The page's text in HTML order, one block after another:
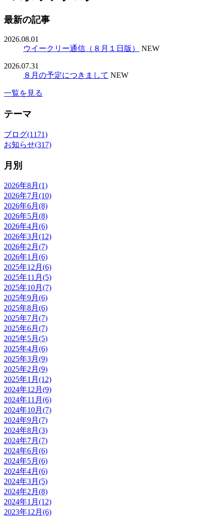
最新の記事
2026.08.01
ウイークリー通信（８月１日版）
NEW
2026.07.31
８月の予定につきまして NEW
一覧を見る
テーマ
ブログ(1171)
お知らせ(317)
月別
2026年8月(1)
2026年7月(10)
2026年6月(8)
2026年5月(8)
2026年4月(6)
2026年3月(12)
2026年2月(7)
2026年1月(6)
2025年12月(6)
2025年11月(5)
2025年10月(7)
2025年9月(6)
2025年8月(6)
2025年7月(7)
2025年6月(7)
2025年5月(5)
2025年4月(6)
2025年3月(9)
2025年2月(9)
2025年1月(12)
2024年12月(9)
2024年11月(6)
2024年10月(7)
2024年9月(7)
2024年8月(3)
2024年7月(7)
2024年6月(6)
2024年5月(6)
2024年4月(6)
2024年3月(5)
2024年2月(8)
2024年1月(12)
2023年12月(6)